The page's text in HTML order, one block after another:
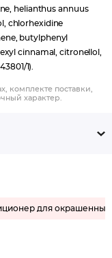
helianthus annuus
chlorhexidine
butylphenyl
cinnamal, citronellol,
1).
комплекте поставки,
характер.
для окрашенных